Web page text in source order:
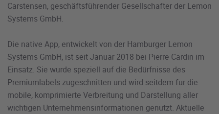
Carstensen, geschäftsführender Gesellschafter der Lemon
Systems GmbH.
Die native App, entwickelt von der Hamburger Lemon
Systems GmbH, ist seit Januar 2018 bei Pierre Cardin im
Einsatz. Sie wurde speziell auf die Bedürfnisse des
Premiumlabels zugeschnitten und wird seitdem für die
mobile, komprimierte Verbreitung und Darstellung aller
wichtigen Unternehmensinformationen genutzt. Aktuelle